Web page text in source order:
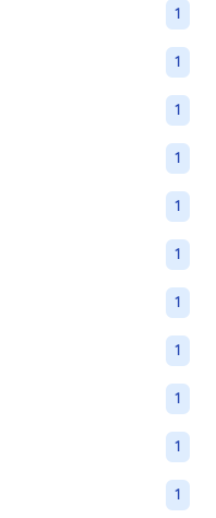
1
1
1
1
1
1
1
1
1
1
1